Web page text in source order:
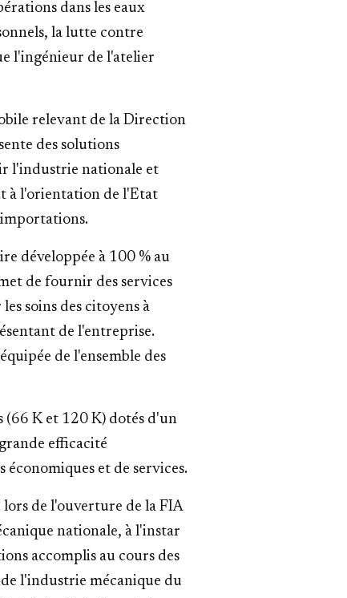
dans les eaux
la lutte contre
l'ingénieur de l'atelier
relevant de la Direction
des solutions
l'industrie nationale et
à l'orientation de l'Etat
développée à 100 % au
de fournir des services
soins des citoyens à
de l'entreprise.
de l'ensemble des
(66 K et 120 K) dotés d'un
efficacité
et de services.
de l'ouverture de la FIA
nationale, à l'instar
accomplis au cours des
l'industrie mécanique du